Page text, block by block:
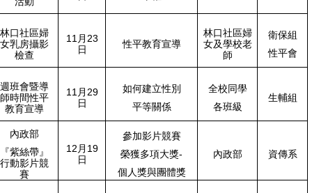
林口社區婦
女乳房攝影
檢查
11月23
日
性平教育宣導
林口社區婦
女及學校老
師
衛保組
性平會
週班會暨導
師時間性平
教育宣導
11月29
日
如何建立性別
平等關係
全校同學
各班級
生輔組
內政部
『紫絲帶』
行動影片競
賽
12月19
日
參加影片競賽
榮獲多項大獎-
個人獎與團體獎
內政部 資傳系